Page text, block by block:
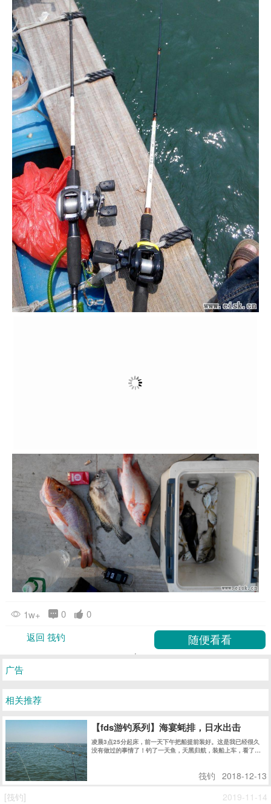
1w+ 0
0
返回 筏钓
广告
相关推荐
【fds游钓系列】海宴蚝排，日水出击
凌晨3点25分起床，前一天下午把船提前装好。这是我已经很久
没有做过的事情了！钓了一天鱼，天黑归航，装船上车，看了一
筏钓 2018-12-13
[筏钓]
2019-11-14